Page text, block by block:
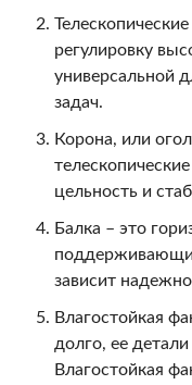
регулировку
универсальной
задач.
Корона, или
цельность и
Балка – это
зависит
Влагостойкая
долго, ее
Влагостойкая